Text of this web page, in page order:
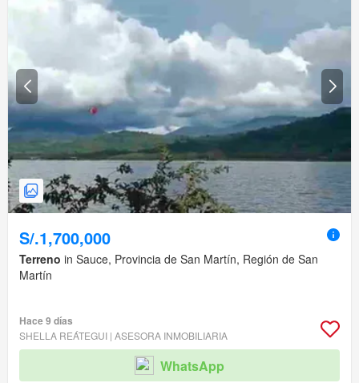
S/.1,700,000
Terreno in Sauce, Provincia de San Martín, Región de San
Martín
Hace 9 días
SHELLA REÁTEGUI | ASESORA INMOBILIARIA
WhatsApp